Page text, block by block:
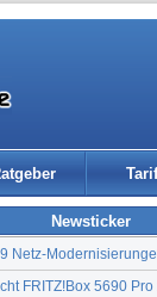
Newsticker
Netz-
FRITZ!Box 5690